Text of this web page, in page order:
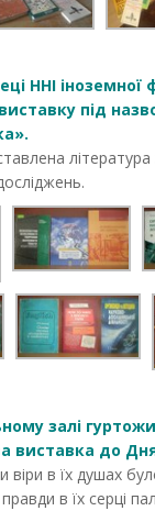
ННІ іноземної
під
залі
виставка до
віри в їх душах
в їх серці